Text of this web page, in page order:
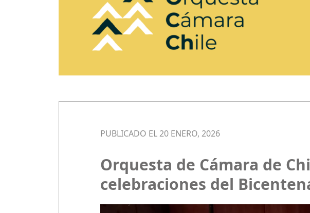
PUBLICADO EL 20 ENERO, 2026
Orquesta de Cámara de
celebraciones del